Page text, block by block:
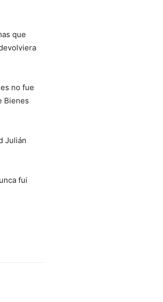
que
no fue
Bienes
Julián
fui